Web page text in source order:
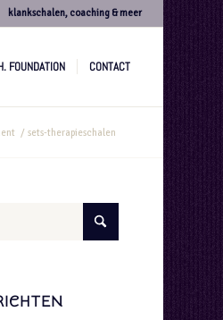
klankschalen, coaching & meer
FOUNDATION CONTACT
/ sets-therapieschalen